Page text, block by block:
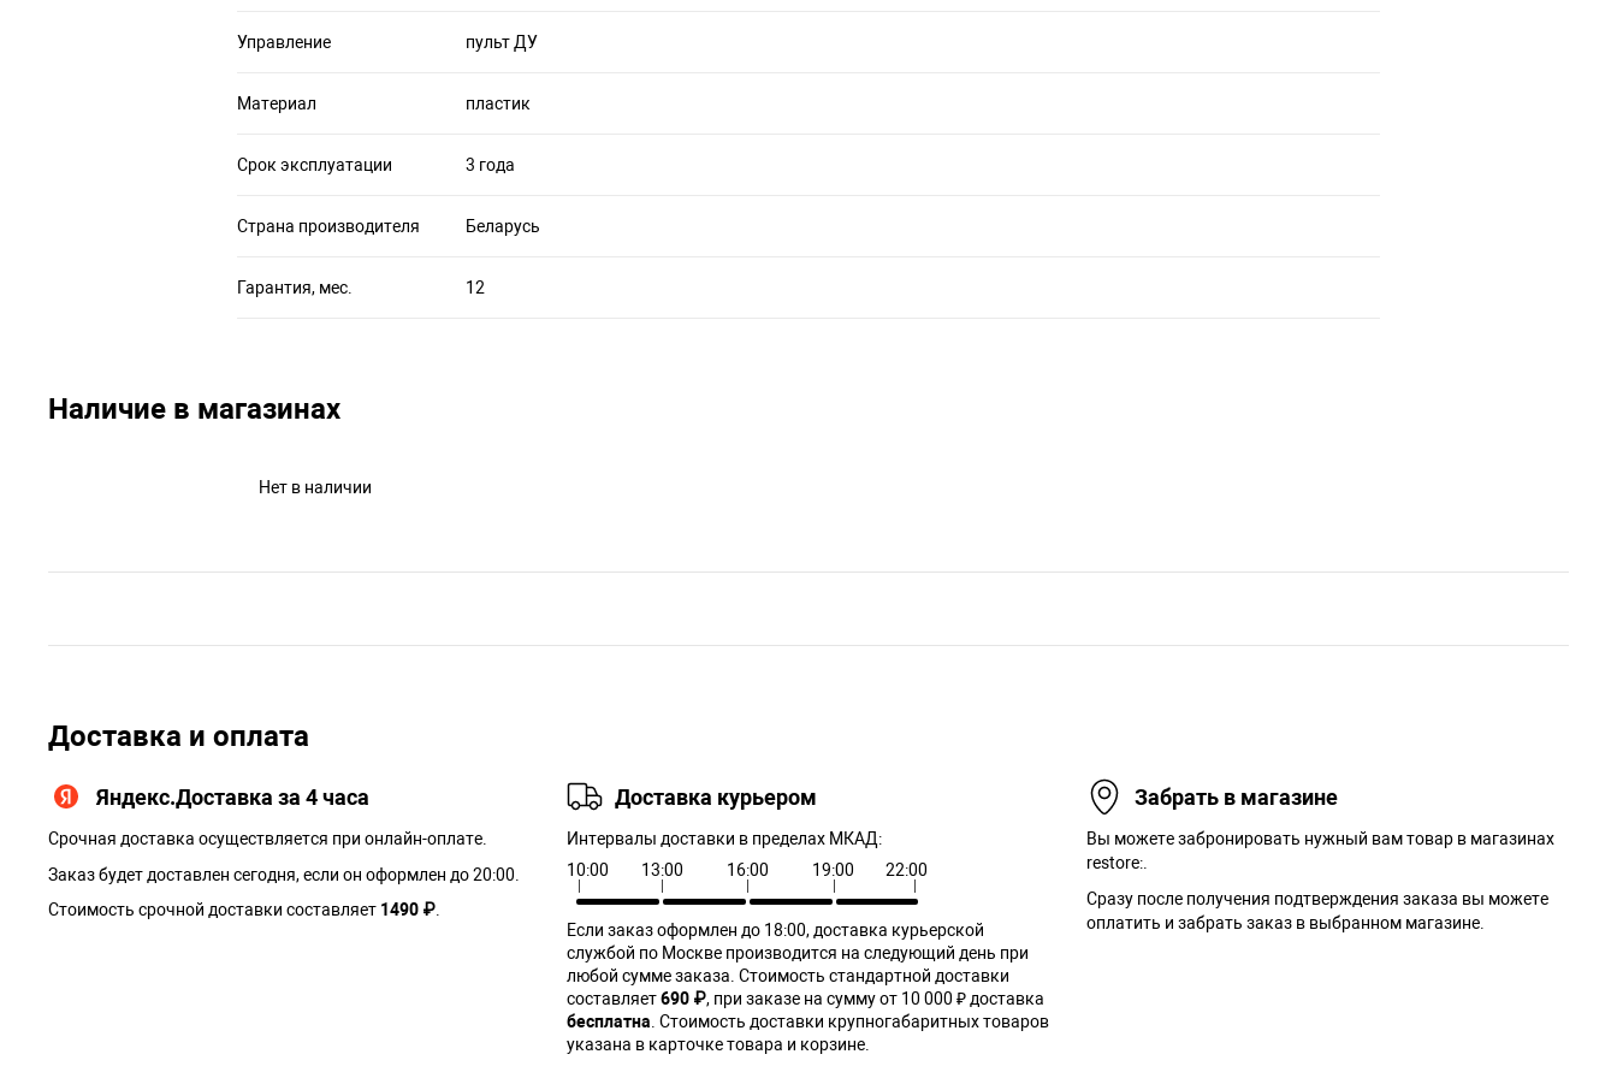
Управление пульт ДУ
Материал пластик
Срок эксплуатации 3 года
Страна производителя Беларусь
Гарантия, мес. 12
Наличие в магазинах
Нет в наличии
Доставка и оплата
Яндекс.Доставка за 4 часа
Срочная доставка осуществляется при онлайн-оплате.
Заказ будет доставлен сегодня, если он оформлен до 20:00.
Стоимость срочной доставки составляет 1490 ₽.
Доставка курьером
Интервалы доставки в пределах МКАД:
10:00
13:00 16:00 19:00 22:00
Если заказ оформлен до 18:00, доставка курьерской
службой по Москве производится на следующий день при
любой сумме заказа. Cтоимость стандартной доставки
составляет690 ₽, при заказе на сумму от 10 000 ₽ доставка
бесплатна. Стоимость доставки крупногабаритных товаров
указана в карточке товара и корзине.
Забрать в магазине
Вы можете забронировать нужный вам товар в магазинах
restore:.
Сразу после получения подтверждения заказа вы можете
оплатить и забрать заказ в выбранном магазине.